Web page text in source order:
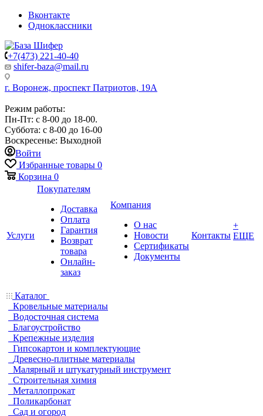
Вконтакте
Одноклассники
+7(473) 221-40-40
shifer-baza@mail.ru
г. Воронеж, проспект Патриотов, 19А
Режим работы:
Пн-Пт: с 8-00 до 18-00.
Суббота: с 8-00 до 16-00
Воскресенье: Выходной
Войти
Избранные товары 0
Корзина 0
Услуги
Покупателям
Доставка
Оплата
Гарантия
Возврат
товара
Онлайн-
заказ
Компания
О нас
Новости
Сертификаты
Документы
Контакты
+
ЕЩЕ
Каталог
Кровельные материалы
Водосточная система
Благоустройство
Крепежные изделия
Гипсокартон и комплектующие
Древесно-плитные материалы
Малярный и штукатурный инструмент
Строительная химия
Металлопрокат
Поликарбонат
Сад и огород